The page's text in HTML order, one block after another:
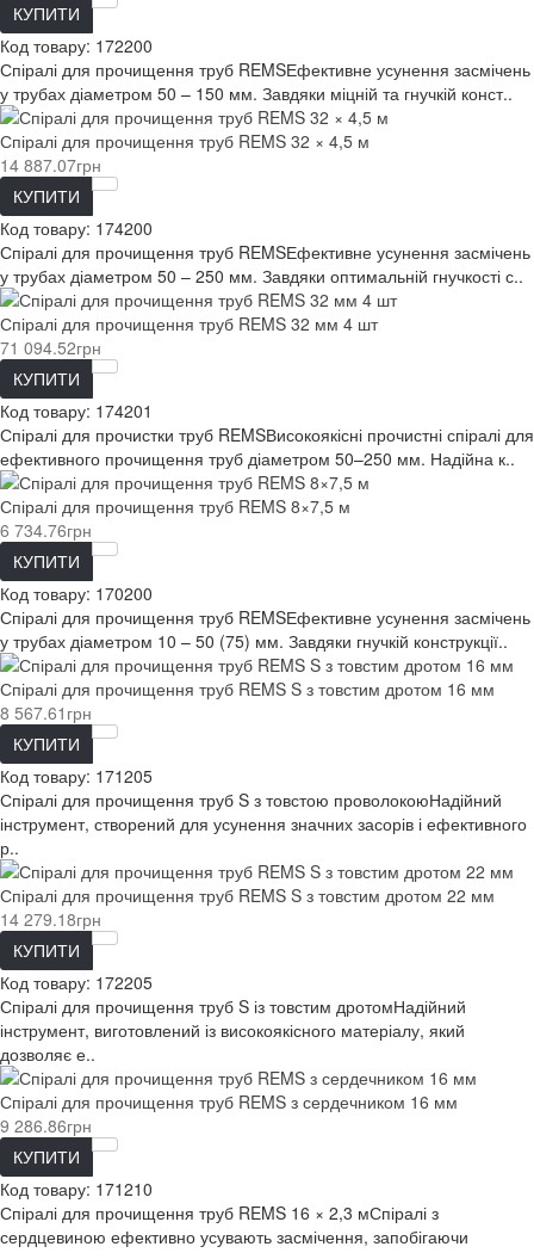
КУПИТИ
Код товару: 172200
Спіралі для прочищення труб REMSЕфективне усунення засмічень
у трубах діаметром 50 – 150 мм. Завдяки міцній та гнучкій конст..
Спіралі для прочищення труб REMS 32 × 4,5 м
14 887.07грн
КУПИТИ
Код товару: 174200
Спіралі для прочищення труб REMSЕфективне усунення засмічень
у трубах діаметром 50 – 250 мм. Завдяки оптимальній гнучкості с..
Спіралі для прочищення труб REMS 32 мм 4 шт
71 094.52грн
КУПИТИ
Код товару: 174201
Спіралі для прочистки труб REMSВисокоякісні прочистні спіралі для
ефективного прочищення труб діаметром 50–250 мм. Надійна к..
Спіралі для прочищення труб REMS 8×7,5 м
6 734.76грн
КУПИТИ
Код товару: 170200
Спіралі для прочищення труб REMSЕфективне усунення засмічень
у трубах діаметром 10 – 50 (75) мм. Завдяки гнучкій конструкції..
Спіралі для прочищення труб REMS S з товстим дротом 16 мм
8 567.61грн
КУПИТИ
Код товару: 171205
Спіралі для прочищення труб S з товстою проволокоюНадійний
інструмент, створений для усунення значних засорів і ефективного
р..
Спіралі для прочищення труб REMS S з товстим дротом 22 мм
14 279.18грн
КУПИТИ
Код товару: 172205
Спіралі для прочищення труб S із товстим дротомНадійний
інструмент, виготовлений із високоякісного матеріалу, який
дозволяє е..
Спіралі для прочищення труб REMS з сердечником 16 мм
9 286.86грн
КУПИТИ
Код товару: 171210
Спіралі для прочищення труб REMS 16 × 2,3 мСпіралі з
сердцевиною ефективно усувають засмічення, запобігаючи